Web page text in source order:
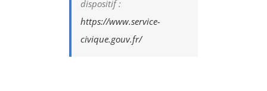
dispositif :
https://www.service-
civique.gouv.fr/